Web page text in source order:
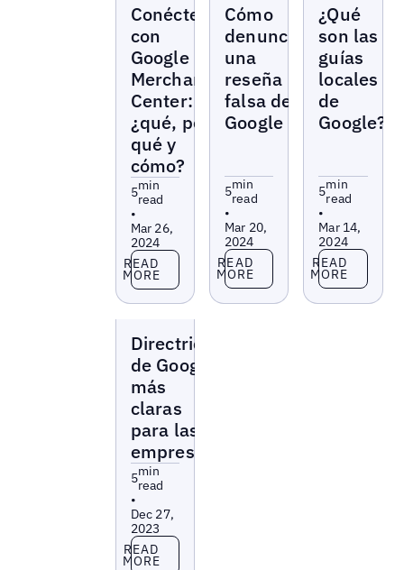
Conéctese
con
Google
Merchant
Center:
¿qué, por
qué y
cómo?
5min
read
•
Mar 26,
2024
Read more
READ
MORE
Cómo
denunciar
una
reseña
falsa de
Google
5min
read
•
Mar 20,
2024
Read more
READ
MORE
¿Qué
son las
guías
locales
de
Google?
5min
read
•
Mar 14,
2024
Read more
READ
MORE
Directrices
de Google
más
claras
para las
empresas
5min
read
•
Dec 27,
2023
Read more
READ
MORE